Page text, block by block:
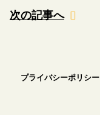
次の記事へ
プライバシーポリシー